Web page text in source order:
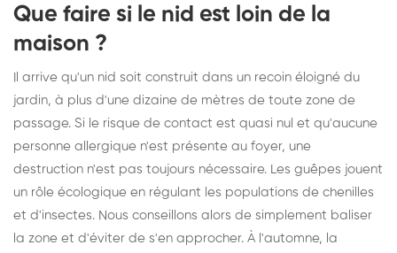
Que faire si le nid est loin de la
maison ?
Il arrive qu'un nid soit construit dans un recoin éloigné du
jardin, à plus d'une dizaine de mètres de toute zone de
passage. Si le risque de contact est quasi nul et qu'aucune
personne allergique n'est présente au foyer, une
destruction n'est pas toujours nécessaire. Les guêpes jouent
un rôle écologique en régulant les populations de chenilles
et d'insectes. Nous conseillons alors de simplement baliser
la zone et d'éviter de s'en approcher. À l'automne, la